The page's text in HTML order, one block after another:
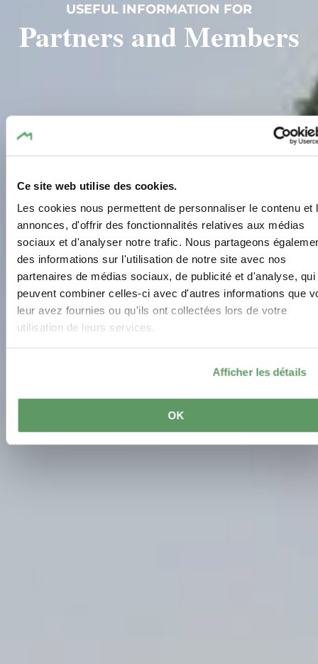
Ce site web utilise des cookies.
Les cookies nous permettent de personnaliser le contenu et
annonces, d'offrir des fonctionnalités relatives aux médias
sociaux et d'analyser notre trafic. Nous partageons
des informations sur l'utilisation de notre site avec nos
partenaires de médias sociaux, de publicité et d'analyse, qui
peuvent combiner celles-ci avec d'autres informations que
leur avez fournies ou qu'ils ont collectées lors de votre
utilisation de leurs services.
Afficher les détails
OK
USEFUL INFORMATION FOR
Partners and Members